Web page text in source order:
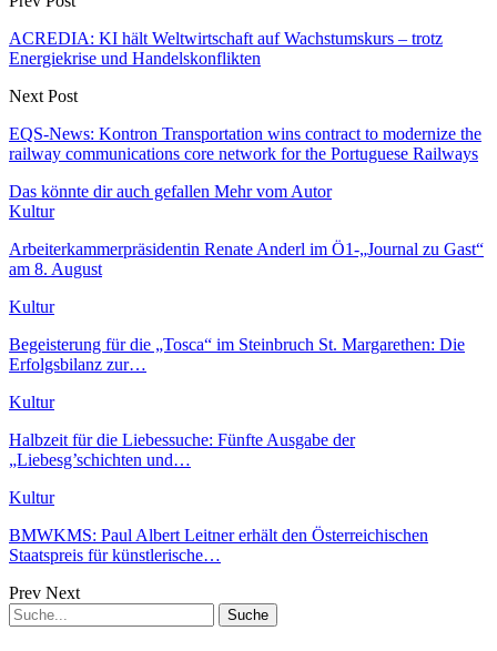
ACREDIA: KI hält Weltwirtschaft auf Wachstumskurs – trotz
Energiekrise und Handelskonflikten
Next Post
EQS-News: Kontron Transportation wins contract to modernize the
railway communications core network for the Portuguese Railways
Das könnte dir auch gefallen Mehr vom Autor
Kultur
Arbeiterkammerpräsidentin Renate Anderl im Ö1-„Journal zu Gast“
am 8. August
Kultur
Begeisterung für die „Tosca“ im Steinbruch St. Margarethen: Die
Erfolgsbilanz zur…
Kultur
Halbzeit für die Liebessuche: Fünfte Ausgabe der
„Liebesg’schichten und…
Kultur
BMWKMS: Paul Albert Leitner erhält den Österreichischen
Staatspreis für künstlerische…
Prev Next